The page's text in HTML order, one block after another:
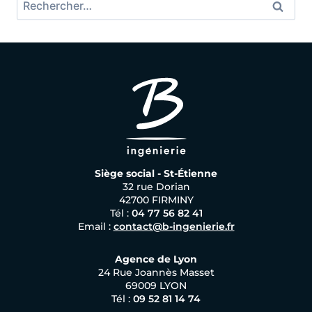
Siège social - St-Étienne
32 rue Dorian
42700 FIRMINY
Tél : 04 77 56 82 41
Email : contact@b-ingenierie.fr
Agence de Lyon
24 Rue Joannès Masset
69009 LYON
Tél : 09 52 81 14 74